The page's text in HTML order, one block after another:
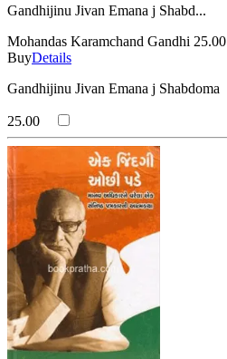
Gandhijinu Jivan Emana j Shabd...
Mohandas Karamchand Gandhi 25.00
BuyDetails
Gandhijinu Jivan Emana j Shabdoma
25.00